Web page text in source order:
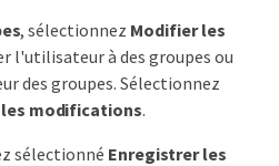
, sélectionnez Modifier les
l'utilisateur à des groupes ou
des groupes. Sélectionnez
modifications.
sélectionné Enregistrer les